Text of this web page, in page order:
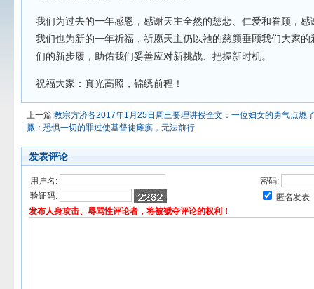
我们为过去的一年感恩，感谢天主全然的慈悲、仁爱和眷顾，
我们也为新的一年祈福，祈愿天主仍以祂的慈颜垂顾我们大家
们的新步履，助佑我们妥善应对新挑战、把握新时机。
祝福大家：真光高照，锦绣前程！
上一篇:教宗方济各2017年1月25日周三要理讲授全文：一位妇女的勇气点燃
撒：恐惧一切的罪过使基督徒瘫痪，无法前行
发表评论
用户名:
密码:
验证码:
匿名发表
发布人身攻击、辱骂性评论者，将被褫夺评论的权利！